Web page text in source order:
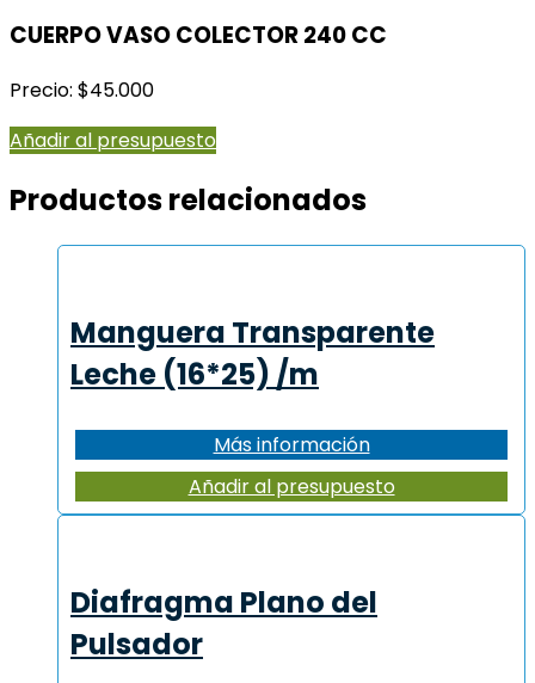
CUERPO VASO COLECTOR 240 CC
Precio: $45.000
Añadir al presupuesto
Productos relacionados
Manguera Transparente
Leche (16*25) /m
Más información
Añadir al presupuesto
Diafragma Plano del
Pulsador